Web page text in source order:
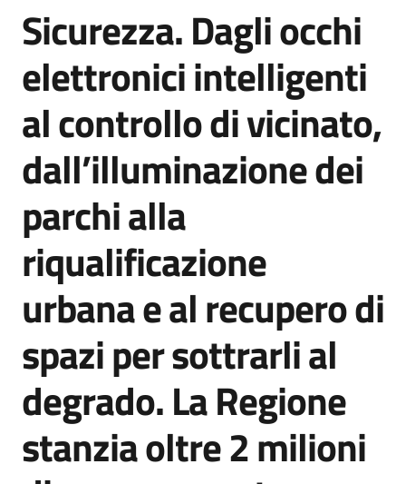
Agenzia
di
informazione
e
comunicazione
Seguici
su
Salta al contenuto
Sicurezza. Dagli occhi
elettronici intelligenti
al controllo di vicinato,
dall’illuminazione dei
parchi alla
riqualificazione
urbana e al recupero di
spazi per sottrarli al
degrado. La Regione
stanzia oltre 2 milioni